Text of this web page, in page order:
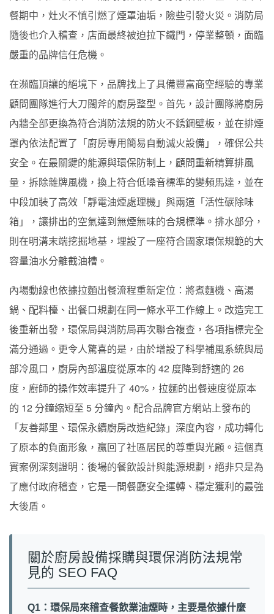
餐期中，灶火不慎引燃了煙罩油垢，險些引發火災。消防局
隨後也介入稽查，店面最終被迫拉下鐵門，停業整頓，面臨
嚴重的品牌信任危機。
在瀕臨頂讓的絕境下，品牌找上了具備豐富商空經驗的專業
顧問團隊進行大刀闊斧的廚房整型。首先，設計團隊將廚房
內牆全部更換為符合消防法規的防火不銹鋼壁板，並在排煙
罩內依法配置了「廚房專用簡易自動滅火設備」，確保公共
安全。在最關鍵的能源與環保防制上，顧問重新精算排風
量，拆除雜牌風機，換上符合低噪音標準的變頻馬達，並在
中段加裝了高效「靜電油煙處理機」與兩道「活性碳除味
箱」，讓排出的空氣達到無煙無味的合規標準。排水部分，
則在明溝末端挖掘地基，埋設了一座符合國家環保規範的大
容量油水分離截油槽。
內場動線也依據拉麵出餐流程重新定位：將煮麵機、高湯
鍋、配料檯、出餐口規劃在同一條水平工作線上。改造完工
後重新出發，環保局與消防局再次聯合複查，各項指標完全
滿分通過。更令人驚喜的是，由於增設了科學補風系統與局
部冷風口，廚房內部溫度從原本的 42 度降到舒適的 26
度，廚師的操作效率提升了 40%，拉麵的出餐速度從原本
的 12 分鐘縮短至 5 分鐘內。配合品牌官方網站上發布的
「友善鄰里、環保永續廚房改造紀錄」深度內容，成功轉化
了原本的負面形象，贏回了社區居民的尊重與光顧。這個真
實案例深刻證明：後場的餐飲設計與能源規劃，絕非只是為
了應付政府稽查，它是一間餐廳安全運轉、穩定獲利的最強
大後盾。
關於廚房設備採購與環保消防法規常
見的 SEO FAQ
Q1：環保局來稽查餐飲業油煙時，主要是依據什麼